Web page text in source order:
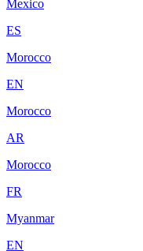
Mexico
ES
Morocco
EN
Morocco
AR
Morocco
FR
Myanmar
EN